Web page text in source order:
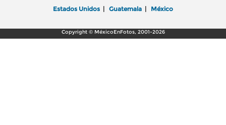
Estados Unidos | Guatemala | México
Copyright © MéxicoEnFotos, 2001-2026